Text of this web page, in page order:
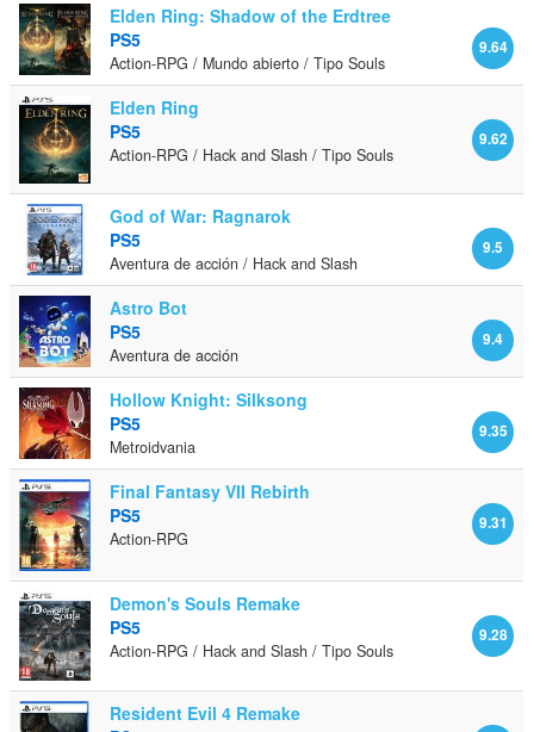
Elden Ring: Shadow of the Erdtree
9.64
PS5
Action-RPG / Mundo abierto / Tipo Souls
Elden Ring
9.62
PS5
Action-RPG / Hack and Slash / Tipo Souls
God of War: Ragnarok
9.5
PS5
Aventura de acción / Hack and Slash
Astro Bot
9.4
PS5
Aventura de acción
Hollow Knight: Silksong
9.35
PS5
Metroidvania
Final Fantasy VII Rebirth
9.31
PS5
Action-RPG
Demon's Souls Remake
9.28
PS5
Action-RPG / Hack and Slash / Tipo Souls
Resident Evil 4 Remake